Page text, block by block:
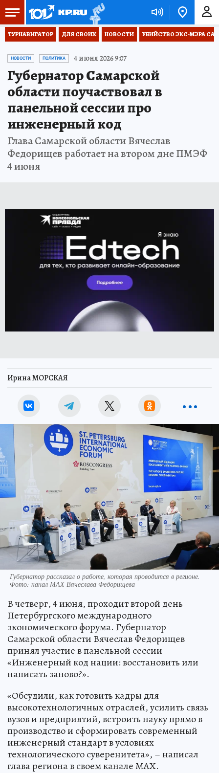
ТУРНАВИГАТОР ДЛЯ СВОИХ НОВОСТИ УБИЙСТВО ЭКС-МЭРА
НОВОСТИ ПОЛИТИКА 4 июня 2026 9:07
Губернатор Самарской
области поучаствовал в
панельной сессии про
инженерный код
Глава Самарской области Вячеслав
Федорищев работает на втором дне ПМЭФ
4 июня
Ирина МОРСКАЯ
Губернатор рассказал о работе, которая проводится в регионе.
Фото: канал МАХ Вячеслава Федорищева
В четверг, 4 июня, проходит второй день
Петербургского международного
экономического форума. Губернатор
Самарской области Вячеслав Федорищев
принял участие в панельной сессии
«Инженерный код нации: восстановить или
написать заново?».
«Обсудили, как готовить кадры для
высокотехнологичных отраслей, усилить связь
вузов и предприятий, встроить науку прямо в
производство и сформировать современный
инженерный стандарт в условиях
технологического суверенитета», – написал
глава региона в своем канале МАХ.